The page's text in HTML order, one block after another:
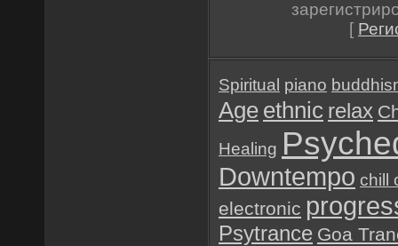
[
Spiritual piano
Age ethnic relax
Healing
Downtempo chill
electronic
Psytrance Goa